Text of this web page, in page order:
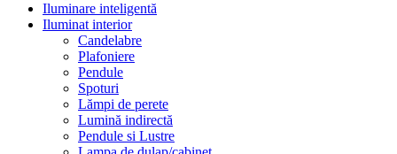
Iluminare inteligentă
Iluminat interior
Candelabre
Plafoniere
Pendule
Spoturi
Lămpi de perete
Lumină indirectă
Pendule si Lustre